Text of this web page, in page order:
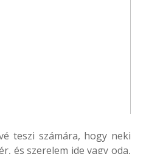
teszi számára, hogy neki
és szerelem ide vagy oda,